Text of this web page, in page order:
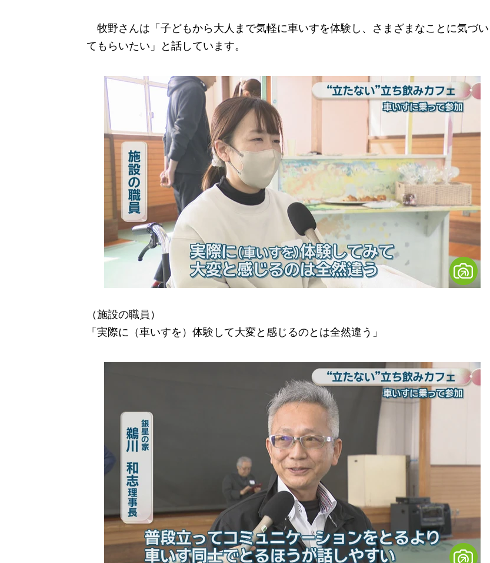
牧野さんは「子どもから大人まで気軽に車いすを体験し、さまざまなことに気づい
てもらいたい」と話しています。
（施設の職員）
「実際に（車いすを）体験して大変と感じるのとは全然違う」